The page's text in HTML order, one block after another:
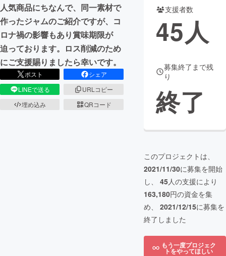
人気商品にちなんで、同一素材で
作ったジャムのご紹介ですが、コ
ロナ禍の影響もあり賞味期限が
迫っております。ロス削減のため
にご支援賜りましたら幸いです。
ポスト
シェア
LINEで送る
URLコピー
埋め込み
QRコード
支援者数
45人
募集終了まで残
り
終了
このプロジェクトは、
2021/11/30に募集を開始
し、 45人の支援により
163,180円の資金を集
め、 2021/12/15に募集を
終了しました
もう一度プロジェク
トをやってほしい